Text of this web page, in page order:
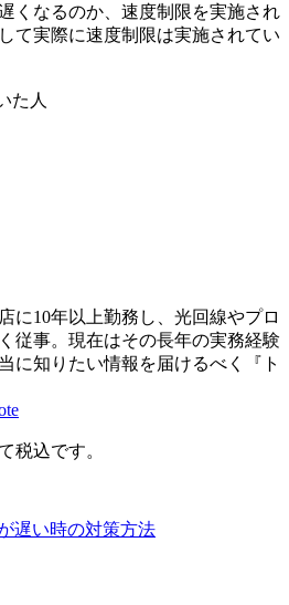
くなるのか、速度制限を実施され
て実際に速度制限は実施されてい
に10年以上勤務し、光回線やプロ
従事。現在はその長年の実務経験
に知りたい情報を届けるべく『ト
税込です。
遅い時の対策方法